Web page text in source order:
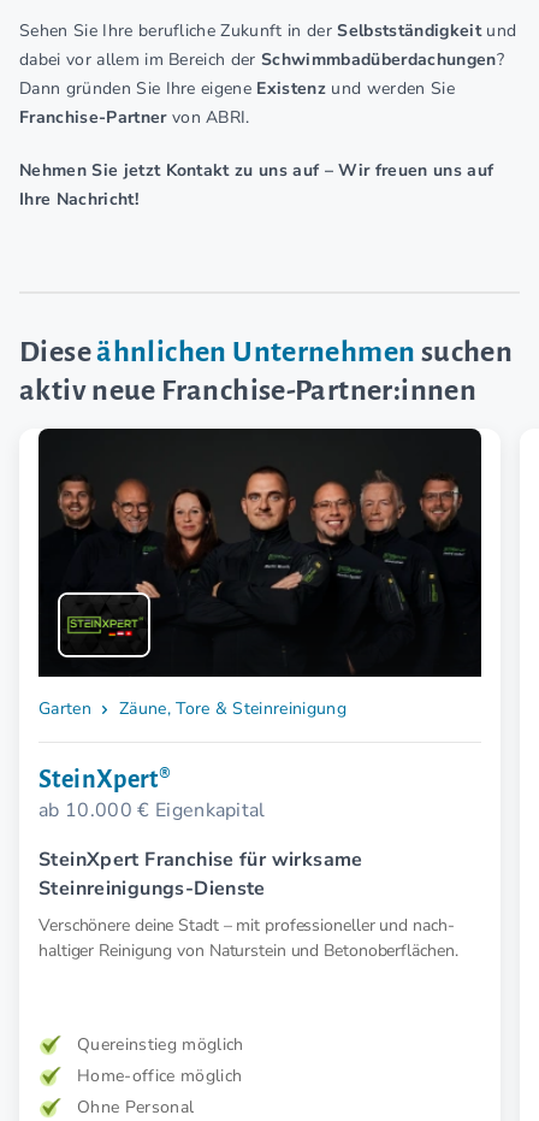
Sehen Sie Ihre berufliche Zukunft in derSelbstständigkeitund
dabei vor allem im Bereich derSchwimmbadüberdachungen?
Dann gründen Sie Ihre eigene Existenz und werden Sie
Franchise-Partnervon ABRI.
Nehmen Sie jetzt Kontakt zu uns auf – Wir freuen uns auf
Ihre Nachricht!
Dieseähnlichen Unternehmen suchen
aktiv neue Franchise-Partner:innen
Garten Zäune, Tore & Steinreinigung
SteinXpert®
ab 10.000 € Eigenkapital
SteinXpert Franchise für wirksame
Steinreinigungs-Dienste
Verschönere deine Stadt – mit profes­sioneller und nach­
haltiger Reinigung von Naturstein und Betonoberflächen.
Quereinstieg möglich
Home-office möglich
Ohne Personal